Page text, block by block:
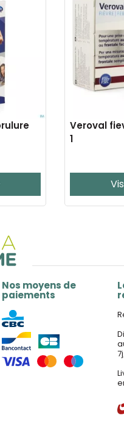
Veroval
1
Nos moyens de
paiements